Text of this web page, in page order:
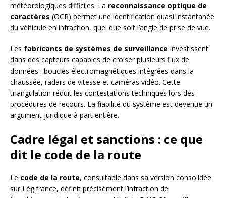
météorologiques difficiles. La reconnaissance optique de
caractères (OCR) permet une identification quasi instantanée
du véhicule en infraction, quel que soit l’angle de prise de vue.
Les fabricants de systèmes de surveillance investissent
dans des capteurs capables de croiser plusieurs flux de
données : boucles électromagnétiques intégrées dans la
chaussée, radars de vitesse et caméras vidéo. Cette
triangulation réduit les contestations techniques lors des
procédures de recours. La fiabilité du système est devenue un
argument juridique à part entière.
Cadre légal et sanctions : ce que
dit le code de la route
Le code de la route, consultable dans sa version consolidée
sur Légifrance, définit précisément l’infraction de